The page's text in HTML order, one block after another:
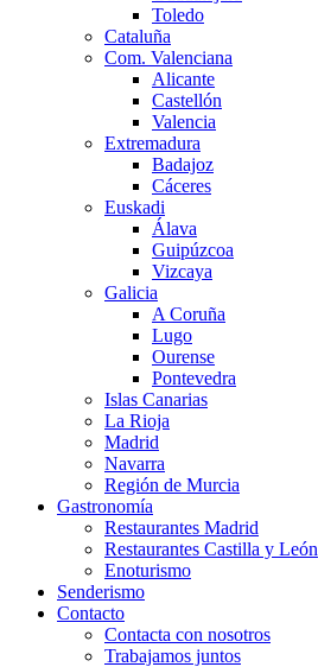
Toledo
Cataluña
Com. Valenciana
Alicante
Castellón
Valencia
Extremadura
Badajoz
Cáceres
Euskadi
Álava
Guipúzcoa
Vizcaya
Galicia
A Coruña
Lugo
Ourense
Pontevedra
Islas Canarias
La Rioja
Madrid
Navarra
Región de Murcia
Gastronomía
Restaurantes Madrid
Restaurantes Castilla y León
Enoturismo
Senderismo
Contacto
Contacta con nosotros
Trabajamos juntos